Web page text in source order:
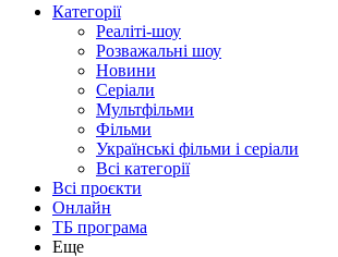
Категорії
Реаліті-шоу
Розважальні шоу
Новини
Серіали
Мультфільми
Фільми
Українські фільми і серіали
Всі категорії
Всі проєкти
Онлайн
ТБ програма
Еще